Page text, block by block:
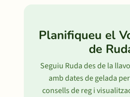
Planifiqueu el
de
Seguiu Ruda des de la
amb dates de gelada
consells de reg i